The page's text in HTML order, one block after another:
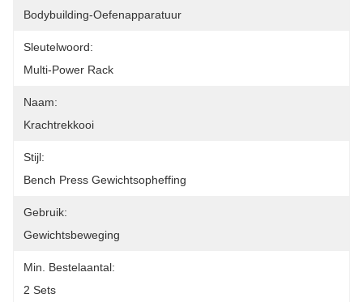
Bodybuilding-Oefenapparatuur
Sleutelwoord:
Multi-Power Rack
Naam:
Krachtrekkooi
Stijl:
Bench Press Gewichtsopheffing
Gebruik:
Gewichtsbeweging
Min. Bestelaantal:
2 Sets